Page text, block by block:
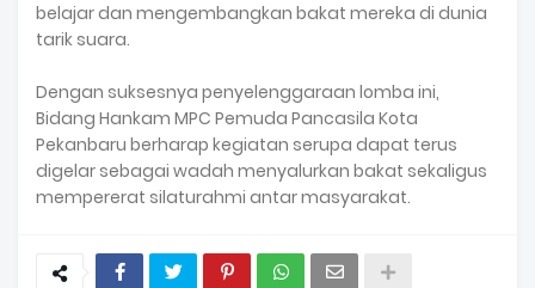
belajar dan mengembangkan bakat mereka di dunia
tarik suara.
‎Dengan suksesnya penyelenggaraan lomba ini,
Bidang Hankam MPC Pemuda Pancasila Kota
Pekanbaru berharap kegiatan serupa dapat terus
digelar sebagai wadah menyalurkan bakat sekaligus
mempererat silaturahmi antar masyarakat.